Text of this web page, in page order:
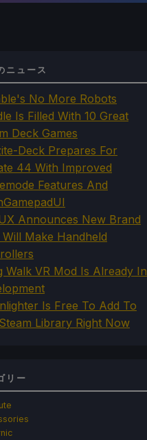
ニュース
No More Robots
Is Filled With 10 Great
Deck Games
Deck Prepares For
44 With Improved
Features And
Announces New Brand
Make Handheld
Walk VR Mod Is Already In
Is Free To Add To
Library Right Now
リー